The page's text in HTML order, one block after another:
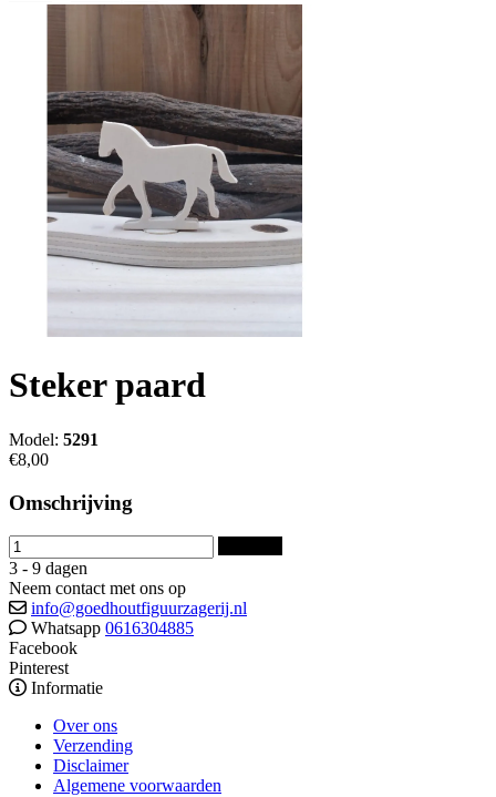
Steker paard
Model: 5291
€8,00
Omschrijving
3 - 9 dagen
Neem contact met ons op
info@goedhoutfiguurzagerij.nl
Whatsapp 0616304885
Facebook
Pinterest
Informatie
Over ons
Verzending
Disclaimer
Algemene voorwaarden